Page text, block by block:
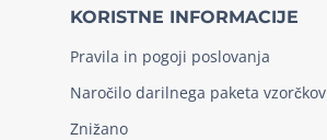
KORISTNE INFORMACIJE
Pravila in pogoji poslovanja
Naročilo darilnega paketa vzorčkov
Znižano